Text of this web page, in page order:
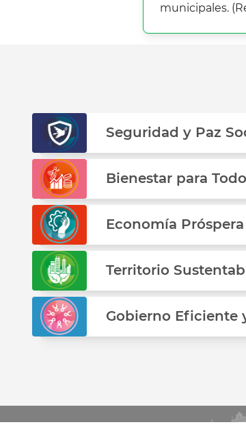
municipales.
Seguridad y Paz
Bienestar para
Economía
Territorio
Gobierno Eficiente